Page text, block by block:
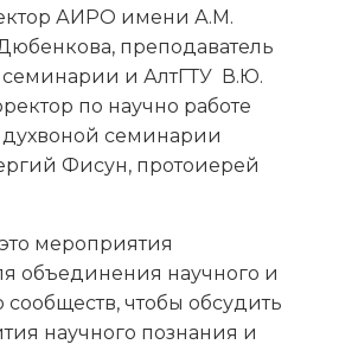
АИРО имени А.М.
преподаватель
семинарии и АлтГТУ В.Ю.
по научно работе
семинарии
Фисун, протоиерей
мероприятия
объединения научного и
сообществ, чтобы обсудить
научного познания и